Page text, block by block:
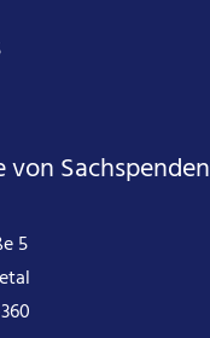
Sachspenden
5